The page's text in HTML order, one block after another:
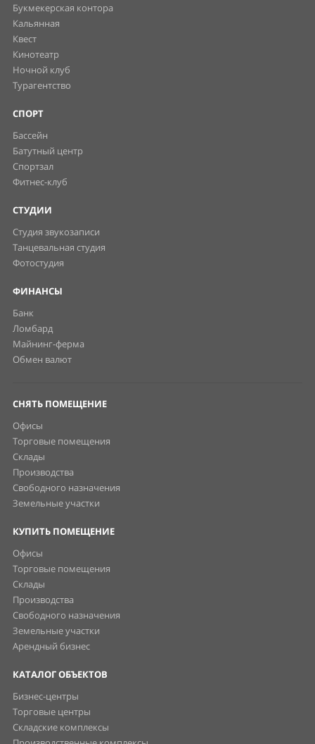
Букмекерская контора
Кальянная
Квест
Кинотеатр
Ночной клуб
Турагентство
СПОРТ
Бассейн
Батутный центр
Спортзал
Фитнес-клуб
СТУДИИ
Студия звукозаписи
Танцевальная студия
Фотостудия
ФИНАНСЫ
Банк
Ломбард
Майнинг-ферма
Обмен валют
СНЯТЬ ПОМЕЩЕНИЕ
Офисы
Торговые помещения
Склады
Производства
Свободного назначения
Земельные участки
КУПИТЬ ПОМЕЩЕНИЕ
Офисы
Торговые помещения
Склады
Производства
Свободного назначения
Земельные участки
Арендный бизнес
КАТАЛОГ ОБЪЕКТОВ
Бизнес-центры
Торговые центры
Складские комплексы